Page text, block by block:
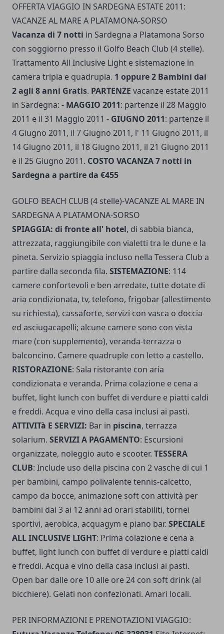
OFFERTA VIAGGIO IN SARDEGNA ESTATE 2011:
VACANZE AL MARE A PLATAMONA-SORSO
Vacanza di 7 notti in Sardegna a Platamona Sorso
con soggiorno presso il Golfo Beach Club (4 stelle).
Trattamento All Inclusive Light e sistemazione in
camera tripla e quadrupla. 1 oppure 2 Bambini dai
2 agli 8 anni Gratis. PARTENZE vacanze estate 2011
in Sardegna: - MAGGIO 2011: partenze il 28 Maggio
2011 e il 31 Maggio 2011 - GIUGNO 2011: partenze il
4 Giugno 2011, il 7 Giugno 2011, l' 11 Giugno 2011, il
14 Giugno 2011, il 18 Giugno 2011, il 21 Giugno 2011
e il 25 Giugno 2011. COSTO VACANZA 7 notti in
Sardegna a partire da €455
GOLFO BEACH CLUB (4 stelle)-VACANZE AL MARE IN
SARDEGNA A PLATAMONA-SORSO
SPIAGGIA: di fronte all' hotel, di sabbia bianca,
attrezzata, raggiungibile con vialetti tra le dune e la
pineta. Servizio spiaggia incluso nella Tessera Club a
partire dalla seconda fila. SISTEMAZIONE: 114
camere confortevoli e ben arredate, tutte dotate di
aria condizionata, tv, telefono, frigobar (allestimento
su richiesta), cassaforte, servizi con vasca o doccia
ed asciugacapelli; alcune camere sono con vista
mare (con supplemento), veranda-terrazza o
balconcino. Camere quadruple con letto a castello.
RISTORAZIONE: Sala ristorante con aria
condizionata e veranda. Prima colazione e cena a
buffet, light lunch con buffet di verdure e piatti caldi
e freddi. Acqua e vino della casa inclusi ai pasti.
ATTIVITà E SERVIZI: Bar in piscina, terrazza
solarium. SERVIZI A PAGAMENTO: Escursioni
organizzate, noleggio auto e scooter. TESSERA
CLUB: Include uso della piscina con 2 vasche di cui 1
per bambini, campo polivalente tennis-calcetto,
campo da bocce, animazione soft con attività per
bambini dai 3 ai 12 anni ad orari stabiliti, tornei
sportivi, aerobica, acquagym e piano bar. SPECIALE
ALL INCLUSIVE LIGHT: Prima colazione e cena a
buffet, light lunch con buffet di verdure e piatti caldi
e freddi. Acqua e vino della casa inclusi ai pasti.
Open bar dalle ore 10 alle ore 24 con soft drink (al
bicchiere). Gelati non confezionati. Amari locali.
PER INFORMAZIONI E PRENOTAZIONI VIAGGIO: